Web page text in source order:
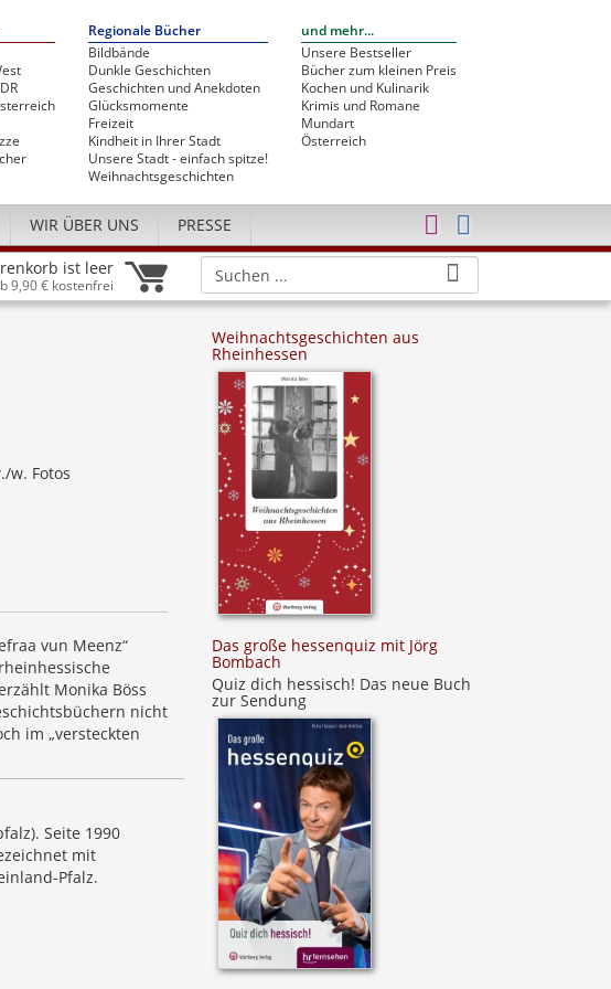
Regionale Bücher
Bildbände
Dunkle Geschichten
Geschichten und Anekdoten
Glücksmomente
Freizeit
Kindheit in Ihrer Stadt
Unsere Stadt - einfach spitze!
Weihnachtsgeschichten
und mehr...
Unsere Bestseller
Bücher zum kleinen Preis
Kochen und Kulinarik
Krimis und Romane
Mundart
Österreich
WIR ÜBER UNS PRESSE
ist leer
9,90 € kostenfrei
w. Fotos
vun Meenz“
Monika Böss
nicht
im „versteckten
Seite 1990
mit
Pfalz.
Weihnachtsgeschichten aus
Rheinhessen
Das große hessenquiz mit Jörg
Bombach
Quiz dich hessisch! Das neue Buch
zur Sendung